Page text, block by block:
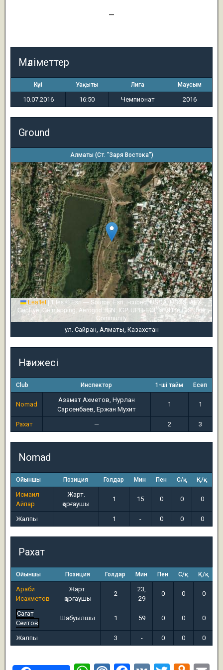
—
Мәліметтер
Күні Уақыты Лига Маусым
10.07.2016 16:50 Чемпионат 2016
Ground
Алматы (Ст. "Заря Востока")
Leaflet | Tiles © Esri — Source: Esri, i-cubed, USDA, USGS, AEX,
GeoEye, Getmapping, Aerogrid, IGN, IGP, UPR-EGP, and the GIS User
Community
ул. Сайран, Алматы, Казахстан
Нәтижесі
Club Инспектор 1-ші тайм Есеп
Nomad
Азамат Ахметов, Нурлан
Сарсенбаев, Ержан Мухит
1 1
Рахат — 2 3
Nomad
Ойыншы Позиция Голдар Мин Пен С/қ Қ/қ
Исмаил
Айпар
Жарт.
қорғаушы
1 15 0 0 0
Жалпы 1 - 0 0 0
Рахат
Ойыншы Позиция Голдар Мин Пен С/қ Қ/қ
Араби
Исахметов
Жарт.
қорғаушы
2
23,
29
0 0 0
Сағат
Сеитов
Шабуылшы 1 59 0 0 0
Жалпы 3 - 0 0 0